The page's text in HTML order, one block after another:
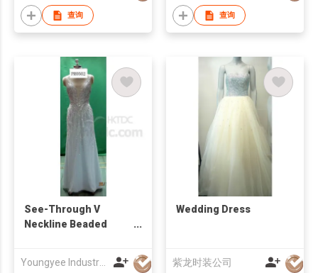
查询 查询
See-Through V
Neckline Beaded
Youngyee Industry Company Ltd.
Wedding Dress
紫龙时装公司